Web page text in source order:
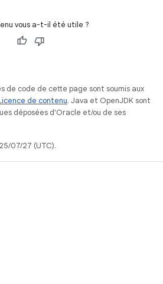
vous a-t-il été utile ?
de code de cette page sont soumis aux
de contenu. Java et OpenJDK sont
déposées d'Oracle et/ou de ses
07/27 (UTC).